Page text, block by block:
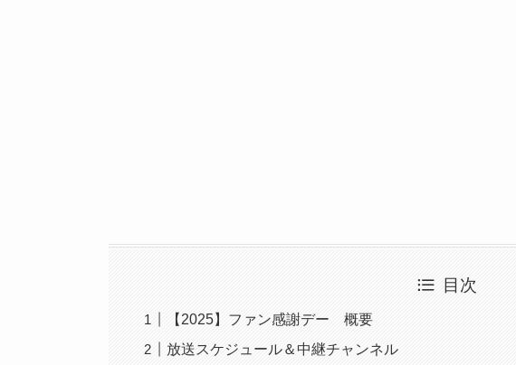
目次
【2025】ファン感謝デー 概要
放送スケジュール＆中継チャンネル